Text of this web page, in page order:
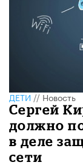
ДЕТИ//Новость
Сергей
должно
в деле
сети